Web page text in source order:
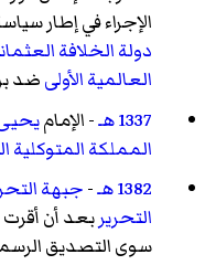
الإجراء في إطار
دولة الخلافة
العالمية الأولىضد
1337 هـ
- الإمام
المملكة المتوكلية
1382 هـ
-جبهة
التحريربعد أن أقرت
سوى التصديق